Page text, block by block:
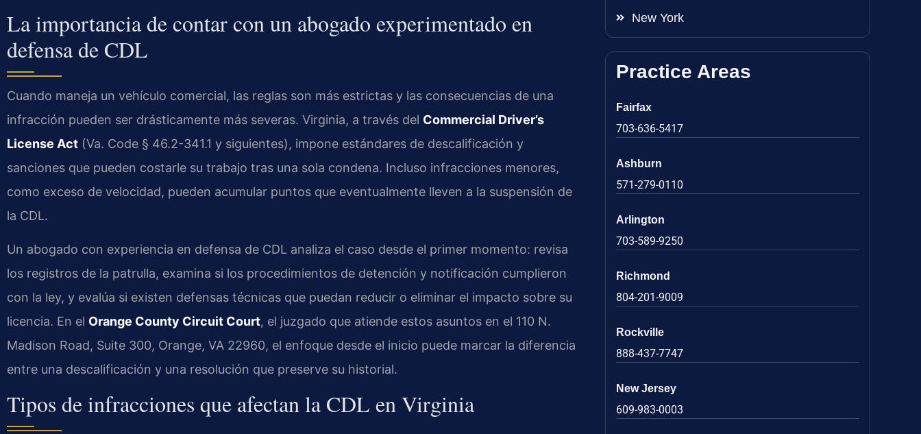
La importancia de contar con un abogado experimentado en
defensa de CDL
Cuando maneja un vehículo comercial, las reglas son más estrictas y las consecuencias de una
infracción pueden ser drásticamente más severas. Virginia, a través del Commercial Driver’s
License Act (Va. Code § 46.2-341.1 y siguientes), impone estándares de descalificación y
sanciones que pueden costarle su trabajo tras una sola condena. Incluso infracciones menores,
como exceso de velocidad, pueden acumular puntos que eventualmente lleven a la suspensión de
la CDL.
Un abogado con experiencia en defensa de CDL analiza el caso desde el primer momento: revisa
los registros de la patrulla, examina si los procedimientos de detención y notificación cumplieron
con la ley, y evalúa si existen defensas técnicas que puedan reducir o eliminar el impacto sobre su
licencia. En el Orange County Circuit Court, el juzgado que atiende estos asuntos en el 110 N.
Madison Road, Suite 300, Orange, VA 22960, el enfoque desde el inicio puede marcar la diferencia
entre una descalificación y una resolución que preserve su historial.
Tipos de infracciones que afectan la CDL en Virginia
New York
Practice Areas
Fairfax
703-636-5417
Ashburn
571-279-0110
Arlington
703-589-9250
Richmond
804-201-9009
Rockville
888-437-7747
New Jersey
609-983-0003